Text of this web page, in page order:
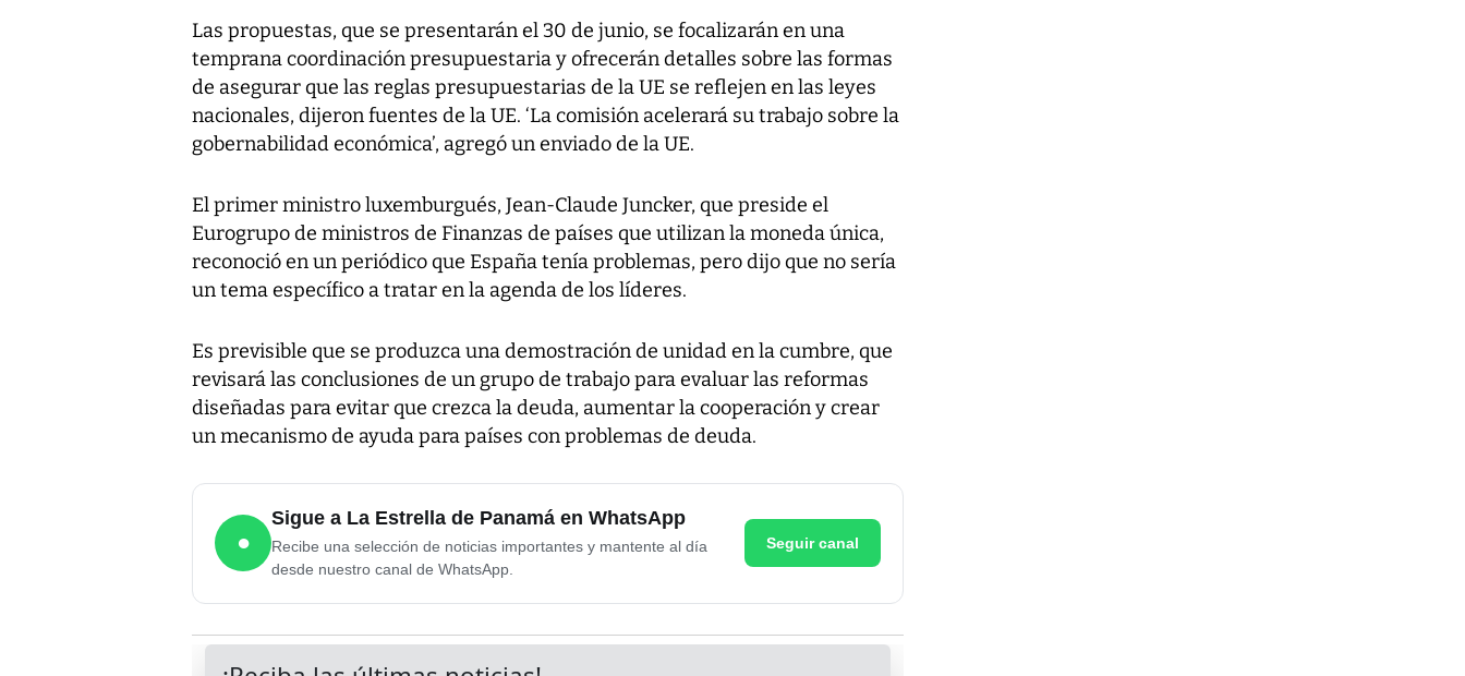
Las propuestas, que se presentarán el 30 de junio, se focalizarán en una
temprana coordinación presupuestaria y ofrecerán detalles sobre las formas
de asegurar que las reglas presupuestarias de la UE se reflejen en las leyes
nacionales, dijeron fuentes de la UE. ‘La comisión acelerará su trabajo sobre la
gobernabilidad económica’, agregó un enviado de la UE.
El primer ministro luxemburgués, Jean-Claude Juncker, que preside el
Eurogrupo de ministros de Finanzas de países que utilizan la moneda única,
reconoció en un periódico que España tenía problemas, pero dijo que no sería
un tema específico a tratar en la agenda de los líderes.
Es previsible que se produzca una demostración de unidad en la cumbre, que
revisará las conclusiones de un grupo de trabajo para evaluar las reformas
diseñadas para evitar que crezca la deuda, aumentar la cooperación y crear
un mecanismo de ayuda para países con problemas de deuda.
●
Sigue a La Estrella de Panamá en WhatsApp
Recibe una selección de noticias importantes y mantente al día
desde nuestro canal de WhatsApp.
Seguir canal